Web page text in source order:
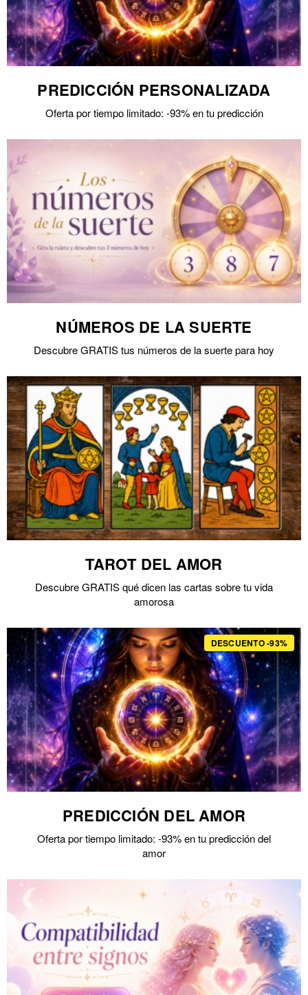
PREDICCIÓN PERSONALIZADA
Oferta por tiempo limitado: -93% en tu predicción
NÚMEROS DE LA SUERTE
Descubre GRATIS tus números de la suerte para hoy
TAROT DEL AMOR
Descubre GRATIS qué dicen las cartas sobre tu vida
amorosa
DESCUENTO -93%
PREDICCIÓN DEL AMOR
Oferta por tiempo limitado: -93% en tu predicción del
amor